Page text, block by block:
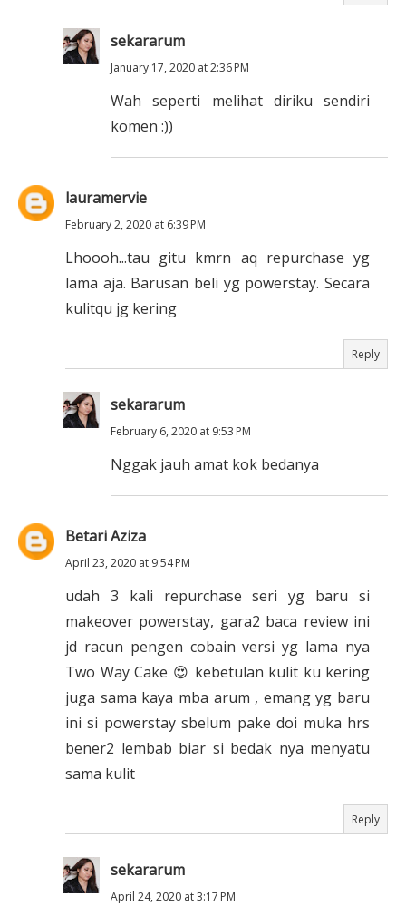
sekararum
January 17, 2020 at 2:36 PM
Wah seperti melihat diriku sendiri
komen :))
lauramervie
February 2, 2020 at 6:39 PM
Lhoooh...tau gitu kmrn aq repurchase yg
lama aja. Barusan beli yg powerstay. Secara
kulitqu jg kering
Reply
sekararum
February 6, 2020 at 9:53 PM
Nggak jauh amat kok bedanya
Betari Aziza
April 23, 2020 at 9:54 PM
udah 3 kali repurchase seri yg baru si
makeover powerstay, gara2 baca review ini
jd racun pengen cobain versi yg lama nya
Two Way Cake 😍 kebetulan kulit ku kering
juga sama kaya mba arum , emang yg baru
ini si powerstay sbelum pake doi muka hrs
bener2 lembab biar si bedak nya menyatu
sama kulit
Reply
sekararum
April 24, 2020 at 3:17 PM